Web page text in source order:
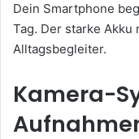
Dein Smartphone
Tag. Der starke
Alltagsbegleiter.
Kamera-